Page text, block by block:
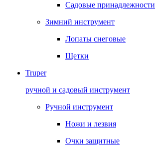
Садовые принадлежности
Зимний инструмент
Лопаты снеговые
Щетки
Truper
ручной и садовый инструмент
Ручной инструмент
Ножи и лезвия
Очки защитные